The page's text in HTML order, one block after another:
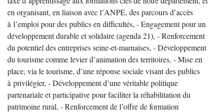
en organisant, en liaison avec l’ANPE, des parcours d’accès
à l’emploi pour des publics en difficultés, - Engagement pour un
développement durable et solidaire (agenda 21), - Renforcement
du potentiel des entreprises seine-et-marnaises, - Développement
du tourisme comme levier d’animation des territoires, - Mise en
place, via le tourisme, d’une réponse sociale visant des publics
à privilégier, - Développement d’une véritable politique
partenariale et participative pour faciliter la réhabilitation du
patrimoine rural, - Renforcement de l’offre de formation